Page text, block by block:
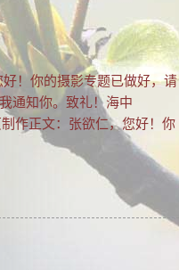
！你的摄影专题已做好，请
通知你。致礼！海中
作正文：张欲仁，您好！你